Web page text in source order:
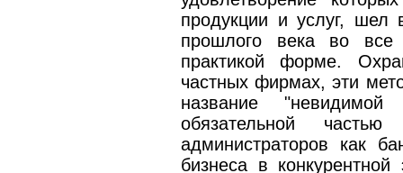
продукции и услуг,
прошлого века во все
практикой форме.
частных фирмах, эти
название
обязательной
администраторов как
бизнеса в